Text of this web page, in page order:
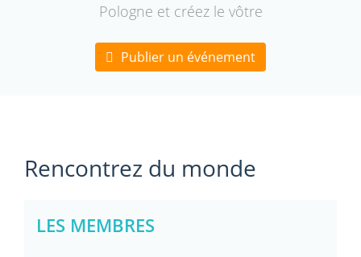
Pologne et créez le vôtre
Publier un événement
Rencontrez du monde
LES MEMBRES